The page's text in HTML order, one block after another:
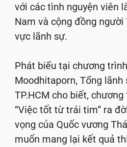
với các tình nguyện viên
Nam và cộng đồng người
vực lãnh sự.
Phát biểu tại chương
Moodhitaporn, Tổng lãnh
TP.HCM cho biết,
“Việc tốt từ trái tim” ra
vọng của Quốc vương
muốn mang lại kết quả